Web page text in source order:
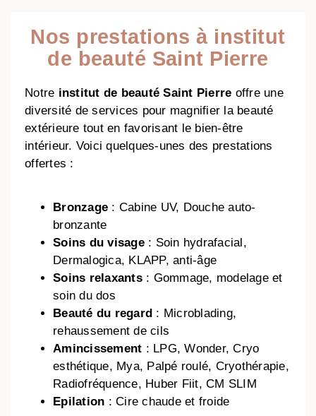
Nos prestations à institut
de beauté Saint Pierre
Notre institut de beauté Saint Pierre offre une
diversité de services pour magnifier la beauté
extérieure tout en favorisant le bien-être
intérieur. Voici quelques-unes des prestations
offertes :
Bronzage : Cabine UV, Douche auto-
bronzante
Soins du visage : Soin hydrafacial,
Dermalogica, KLAPP, anti-âge
Soins relaxants: Gommage, modelage et
soin du dos
Beauté du regard : Microblading,
rehaussement de cils
Amincissement : LPG, Wonder, Cryo
esthétique, Mya, Palpé roulé, Cryothérapie,
Radiofréquence, Huber Fiit, CM SLIM
Epilation : Cire chaude et froide